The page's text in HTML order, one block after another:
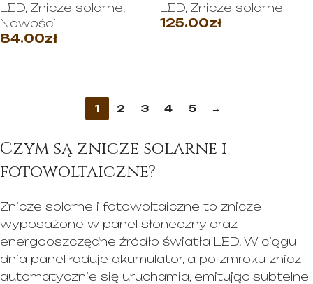
LED, Znicze solarne,
Nowości
84.00zł
LED, Znicze solarne
125.00zł
1 2 3 4 5 →
Czym są znicze solarne i
fotowoltaiczne?
Znicze solarne i fotowoltaiczne to znicze
wyposażone w panel słoneczny oraz
energooszczędne źródło światła LED. W ciągu
dnia panel ładuje akumulator, a po zmroku znicz
automatycznie się uruchamia, emitując subtelne